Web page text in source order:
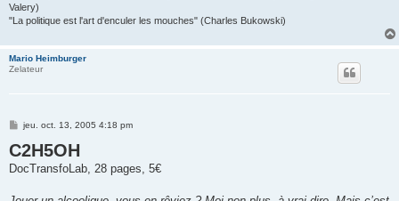
Valery)
"La politique est l'art d'enculer les mouches" (Charles Bukowski)
Mario Heimburger
Zelateur
M
s
s
a
jeu. oct. 13, 2005 4:18 pm
C2H5OH
DocTransfoLab, 28 pages, 5€